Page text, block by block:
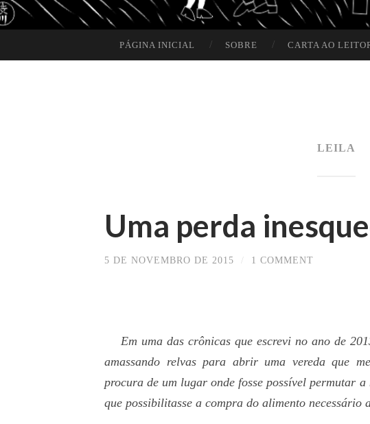
PÁGINA INICIAL SOBRE CARTA AO
LEILA
Uma perda
5 DE NOVEMBRO DE 2015 1 COMMENT
Em uma das crônicas que escrevi no ano de
amassando relvas para abrir uma vereda que
procura de um lugar onde fosse possível permutar
que possibilitasse a compra do alimento necessário